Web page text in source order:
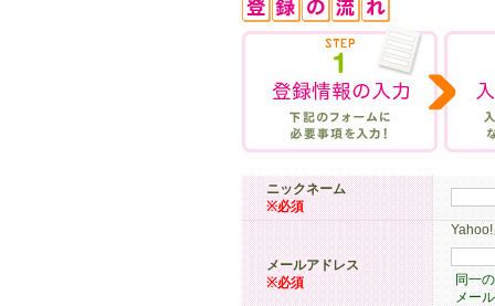
ニックネーム
※必須
メールアドレス
※必須
同一
メー